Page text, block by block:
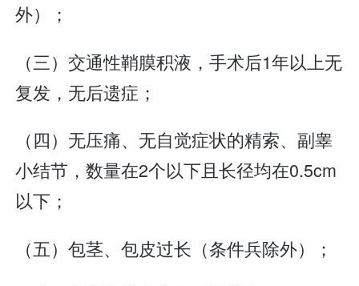
外）；
（三）交通性鞘膜积液，手术后1年以上无
复发，无后遗症；
（四）无压痛、无自觉症状的精索、副睾
小结节，数量在2个以下且长径均在0.5cm
以下；
（五）包茎、包皮过长（条件兵除外）；